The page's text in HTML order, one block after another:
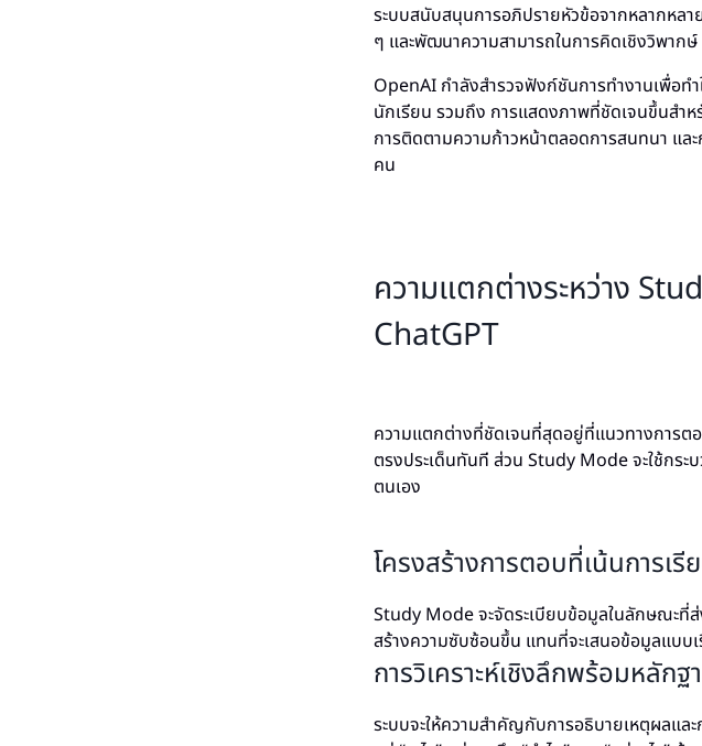
ระบบสนับสนุนการอภิปรายหัวข้อจากหลากหลา
ๆ และพัฒนาความสามารถในการคิดเชิงวิพากษ์
OpenAI กำลังสำรวจฟังก์ชันการทำงานเพื่อท
นักเรียน รวมถึง การแสดงภาพที่ชัดเจนขึ้นสำ
การติดตามความก้าวหน้าตลอดการสนทนา แล
คน
ความแตกต่างระหว่าง
ChatGPT
ความแตกต่างที่ชัดเจนที่สุดอยู่ที่แนวทางการต
ตรงประเด็นทันที ส่วน Study Mode จะใช้กร
ตนเอง
โครงสร้างการตอบที่เน้นการเรี
Study Mode จะจัดระเบียบข้อมูลในลักษณะที่
สร้างความซับซ้อนขึ้น แทนที่จะเสนอข้อมูลแบบ
การวิเคราะห์เชิงลึกพร้อมหลักฐ
ระบบจะให้ความสำคัญกับการอธิบายเหตุผลแล